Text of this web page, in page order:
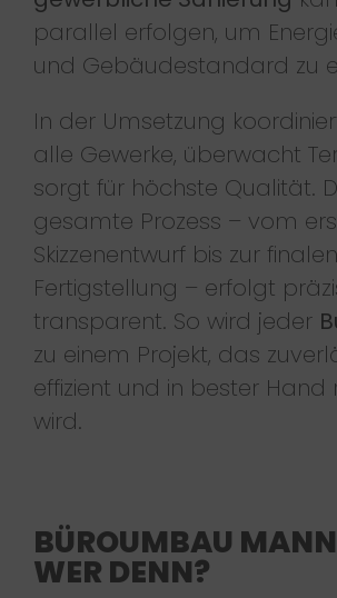
parallel erfolgen, um
und Gebäudestandard zu
In der Umsetzung
alle Gewerke, überwacht
sorgt für höchste Qualität.
gesamte Prozess – vom
Skizzenentwurf bis zur finalen
Fertigstellung – erfolgt
transparent. So wird jeder
zu einem Projekt, das
effizient und in bester Hand
wird.
BÜROUMBAU
WER DENN?